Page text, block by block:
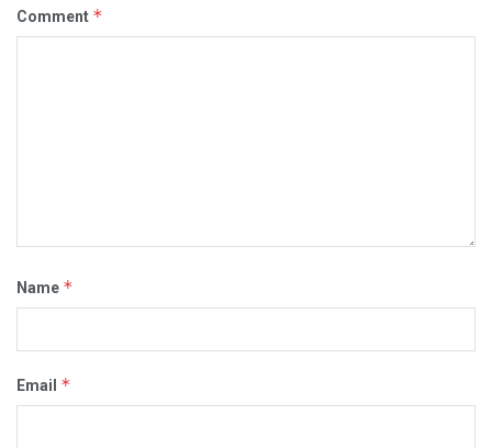
Comment *
Name *
Email *